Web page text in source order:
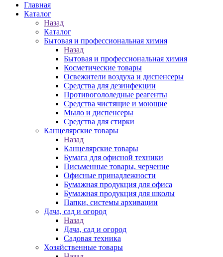
Главная
Каталог
Назад
Каталог
Бытовая и профессиональная химия
Назад
Бытовая и профессиональная химия
Косметические товары
Освежители воздуха и диспенсеры
Средства для дезинфекции
Противогололедные реагенты
Средства чистящие и моющие
Мыло и диспенсеры
Средства для стирки
Канцелярские товары
Назад
Канцелярские товары
Бумага для офисной техники
Письменные товары, черчение
Офисные принадлежности
Бумажная продукция для офиса
Бумажная продукция для школы
Папки, системы архивации
Дача, сад и огород
Назад
Дача, сад и огород
Садовая техника
Хозяйственные товары